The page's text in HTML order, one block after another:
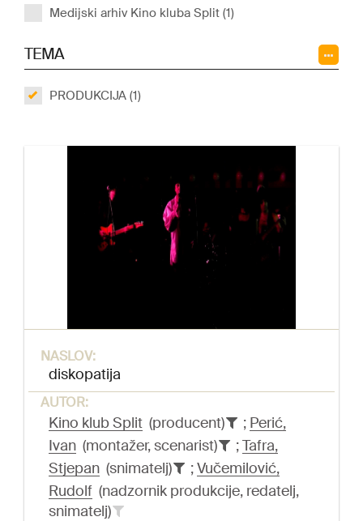
Medijski arhiv Kino kluba Split (1)
TEMA
PRODUKCIJA (1)
NASLOV:
diskopatija
AUTOR:
Kino klub Split (producent) ; Perić,
Ivan (montažer, scenarist) ;Tafra,
Stjepan (snimatelj) ;Vučemilović,
Rudolf (nadzornik produkcije, redatelj,
snimatelj)